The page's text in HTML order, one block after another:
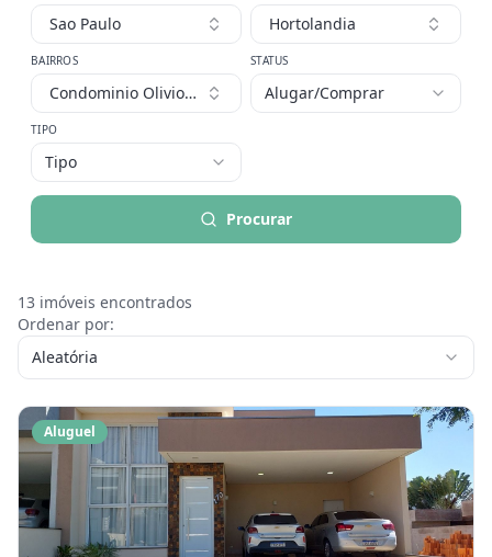
Sao Paulo Hortolandia
BAIRROS
Condominio Olivio Franceschini
STATUS
Alugar/Comprar
TIPO
Tipo
Procurar
13 imóveis encontrados
Ordenar por:
Aleatória
Aluguel